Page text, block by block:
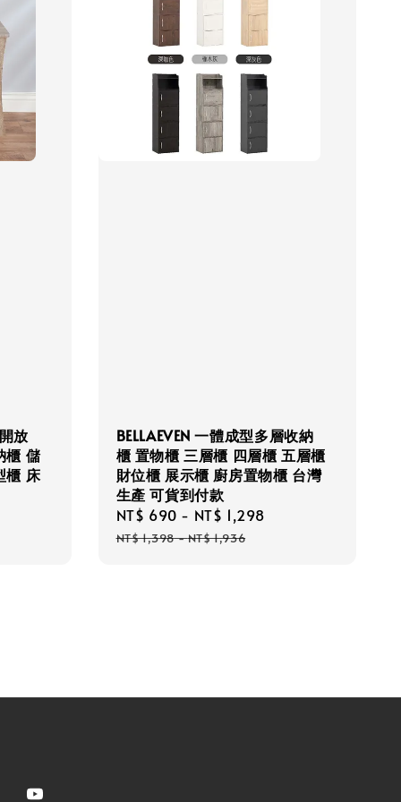
放
櫃 儲
櫃 床
BELLAEVEN 一體成型多層收納
櫃 置物櫃 三層櫃 四層櫃 五層櫃
財位櫃 展示櫃 廚房置物櫃 台灣
生產 可貨到付款
Sale
price
NT$ 690 - NT$ 1,298
NT$ 1,398-NT$ 1,936